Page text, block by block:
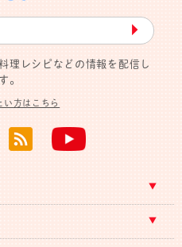
▶︎
理レシピなどの情報を配信し
。
い方はこちら